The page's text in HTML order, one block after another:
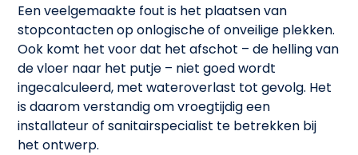
Een veelgemaakte fout is het plaatsen van
stopcontacten op onlogische of onveilige plekken.
Ook komt het voor dat het afschot – de helling van
de vloer naar het putje – niet goed wordt
ingecalculeerd, met wateroverlast tot gevolg. Het
is daarom verstandig om vroegtijdig een
installateur of sanitairspecialist te betrekken bij
het ontwerp.